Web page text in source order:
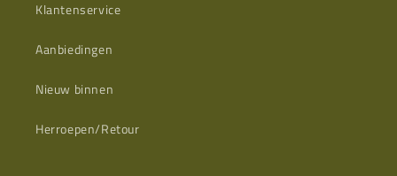
Klantenservice
Aanbiedingen
Nieuw binnen
Herroepen/Retour